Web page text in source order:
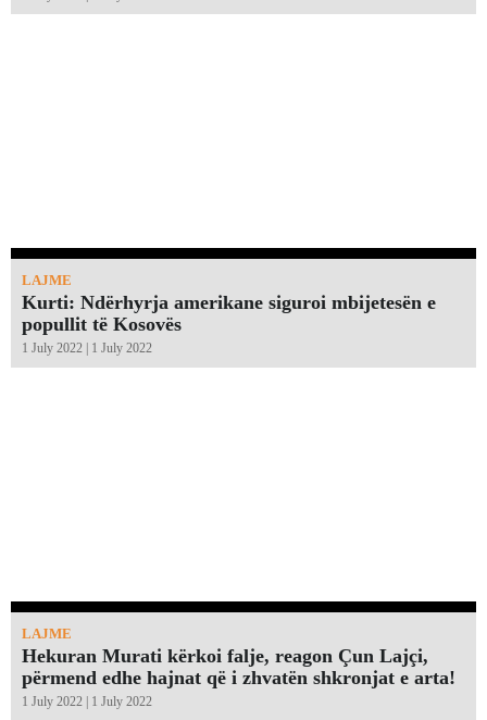
LAJME
Kurti: Ndërhyrja amerikane siguroi mbijetesën e
popullit të Kosovës
1 July 2022 | 1 July 2022
LAJME
Hekuran Murati kërkoi falje, reagon Çun Lajçi,
përmend edhe hajnat që i zhvatën shkronjat e arta!￼
1 July 2022 | 1 July 2022